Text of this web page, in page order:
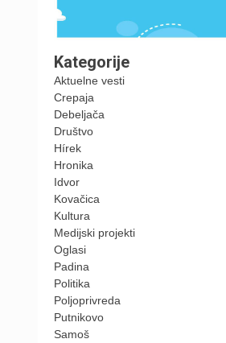
Kategorije
Aktuelne vesti
Crepaja
Debeljača
Društvo
Hírek
Hronika
Idvor
Kovačica
Kultura
Medijski projekti
Oglasi
Padina
Politika
Poljoprivreda
Putnikovo
Samoš